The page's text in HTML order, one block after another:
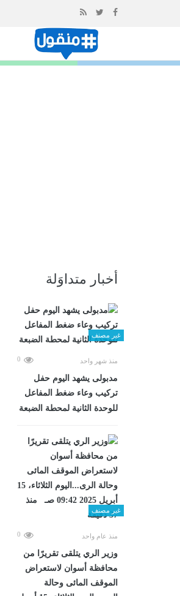
أخبار متداوَلة
غير مصنف
منذ شهر واحد 0
مدبولى يشهد اليوم حفل
تركيب وعاء ضغط المفاعل
للوحدة الثانية لمحطة الضبعة
غير مصنف
منذ عام واحد 0
وزير الري يتلقى تقريرًا من
محافظة أسوان لاستعراض
الموقف المائى وحالة